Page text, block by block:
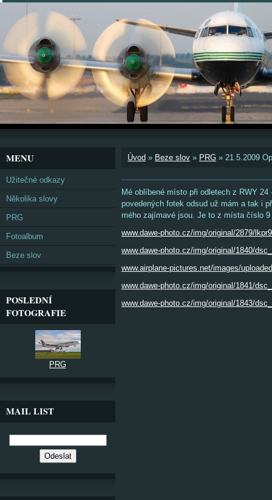
Úvod » Beze slov » PRG » 21.5.2009
Mé oblíbené místo při odletech z RWY
povedených fotek odsud už mám a tak i
mého zajímavé jsou. Je to z místa číslo 9
www.dawe-photo.cz/img/original/2879/
www.dawe-photo.cz/img/original/1840/
www.airplane-pictures.net/images/
www.dawe-photo.cz/img/original/1841/
www.dawe-photo.cz/img/original/1843/
MENU
Užitečné odkazy
Několika slovy
PRG
Fotoalbum
Beze slov
POSLEDNÍ
FOTOGRAFIE
PRG
MAIL LIST